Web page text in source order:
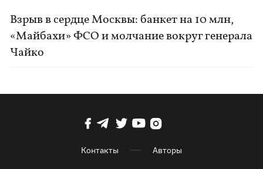
Взрыв в сердце Москвы: банкет на 10 млн,
«Майбахи» ФСО и молчание вокруг генерала
Чайко
Контакты Авторы